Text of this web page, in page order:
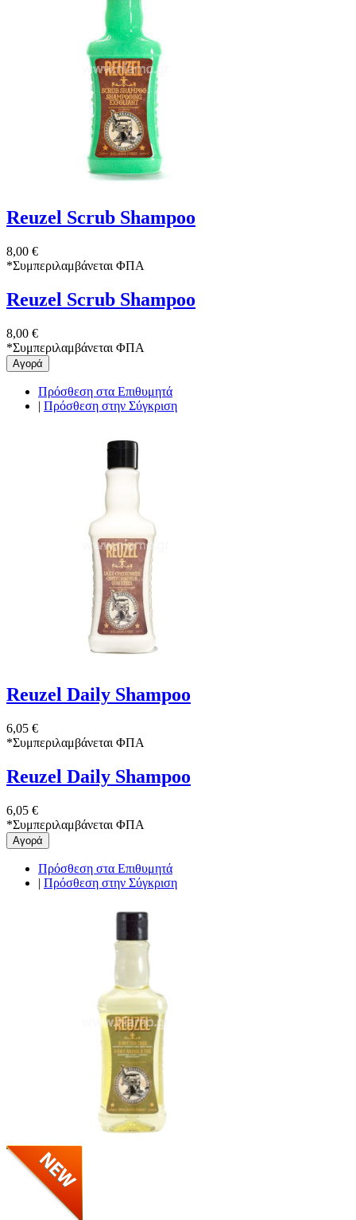
Reuzel Scrub Shampoo
8,00 €
*Συμπεριλαμβάνεται ΦΠΑ
Reuzel Scrub Shampoo
8,00 €
*Συμπεριλαμβάνεται ΦΠΑ
Αγορά
Πρόσθεση στα Επιθυμητά
| Πρόσθεση στην Σύγκριση
Reuzel Daily Shampoo
6,05 €
*Συμπεριλαμβάνεται ΦΠΑ
Reuzel Daily Shampoo
6,05 €
*Συμπεριλαμβάνεται ΦΠΑ
Αγορά
Πρόσθεση στα Επιθυμητά
| Πρόσθεση στην Σύγκριση